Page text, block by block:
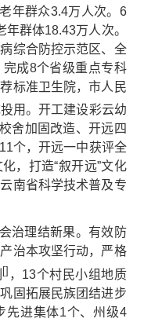
年群众3.4万人次。6
群体18.43万人次。
综合防控示范区、全
成8个省级重点专科
标准卫生院，市人民
用。开工建设彩云幼
舍加固改造、开远四
个，开远一中获评全
，打造“叙开远”文化
南省科学技术普及专
治理结新果。有效防
治本攻坚行动，严格
[] ，13个村民小组地质
固拓展民族团结进步
先进集体1个、州级4